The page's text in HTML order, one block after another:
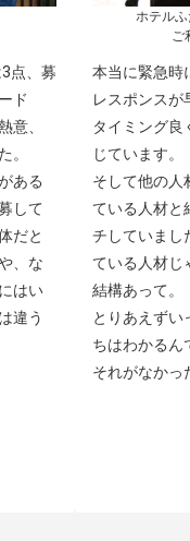
点、募
ド
意、
。
ある
して
だと
、な
はい
違う
ホテル
ご
本当に緊急時
レスポンスが
タイミング良
じています。
そして他の人
ている人材と
チしていまし
ている人材じ
結構あって。
とりあえずい
ちはわかるん
それがなかっ